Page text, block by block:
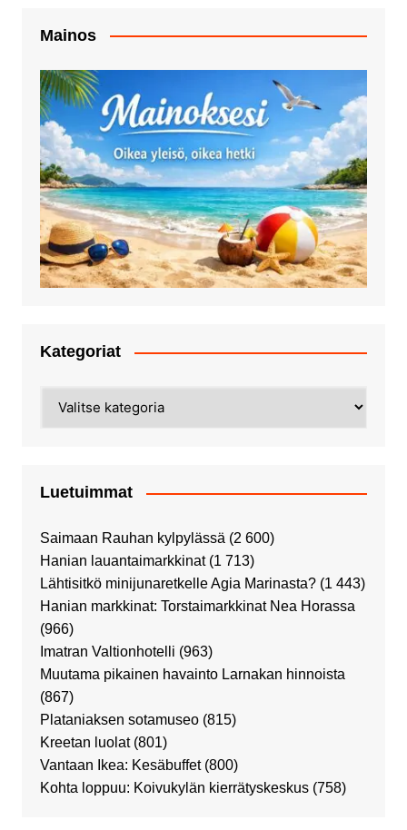
Mainos
Kategoriat
Luetuimmat
Saimaan Rauhan kylpylässä (2 600)
Hanian lauantaimarkkinat (1 713)
Lähtisitkö minijunaretkelle Agia Marinasta? (1 443)
Hanian markkinat: Torstaimarkkinat Nea Horassa
(966)
Imatran Valtionhotelli (963)
Muutama pikainen havainto Larnakan hinnoista
(867)
Plataniaksen sotamuseo (815)
Kreetan luolat (801)
Vantaan Ikea: Kesäbuffet (800)
Kohta loppuu: Koivukylän kierrätyskeskus (758)